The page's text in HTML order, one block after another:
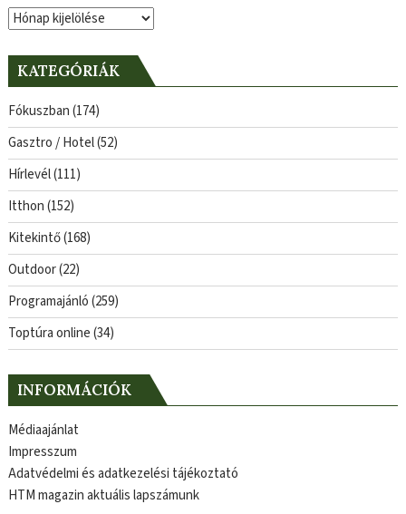
Archívum
KATEGÓRIÁK
Fókuszban(174)
Gasztro / Hotel(52)
Hírlevél(111)
Itthon(152)
Kitekintő(168)
Outdoor(22)
Programajánló(259)
Toptúra online(34)
INFORMÁCIÓK
Médiaajánlat
Impresszum
Adatvédelmi és adatkezelési tájékoztató
HTM magazin aktuális lapszámunk